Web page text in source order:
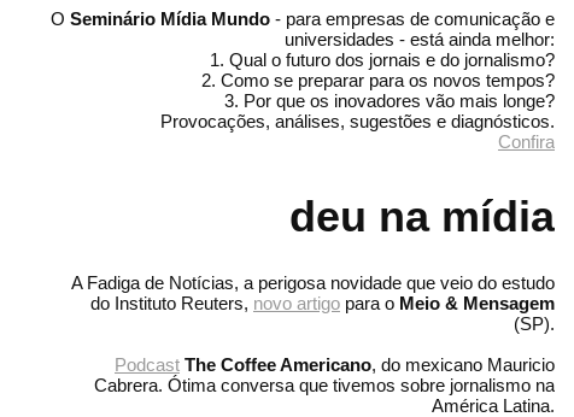
O Seminário Mídia Mundo - para empresas de comunicação e
universidades - está ainda melhor:
1. Qual o futuro dos jornais e do jornalismo?
2. Como se preparar para os novos tempos?
3. Por que os inovadores vão mais longe?
Provocações, análises, sugestões e diagnósticos.
Confira
deu na mídia
A Fadiga de Notícias, a perigosa novidade que veio do estudo
do Instituto Reuters, novo artigo para o Meio & Mensagem
(SP).
Podcast The Coffee Americano, do mexicano Mauricio
Cabrera. Ótima conversa que tivemos sobre jornalismo na
América Latina.